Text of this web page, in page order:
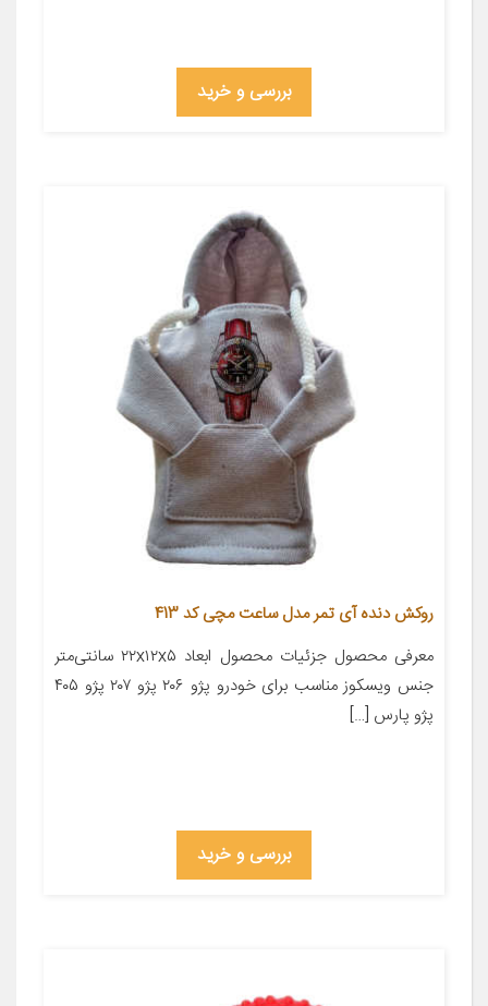
بررسی و خرید
روکش دنده آی تمر مدل ساعت مچی کد 413
معرفی محصول جزئیات محصول ابعاد ۲۲x۱۲x۵ سانتی‌متر
جنس ویسکوز مناسب برای خودرو پژو ۲۰۶ پژو ۲۰۷ پژو ۴۰۵
پژو پارس […]
بررسی و خرید